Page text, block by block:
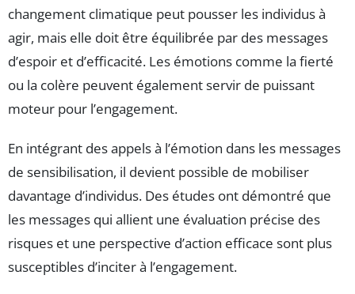
changement climatique peut pousser les individus à
agir, mais elle doit être équilibrée par des messages
d’espoir et d’efficacité. Les émotions comme la fierté
ou la colère peuvent également servir de puissant
moteur pour l’engagement.
En intégrant des appels à l’émotion dans les messages
de sensibilisation, il devient possible de mobiliser
davantage d’individus. Des études ont démontré que
les messages qui allient une évaluation précise des
risques et une perspective d’action efficace sont plus
susceptibles d’inciter à l’engagement.